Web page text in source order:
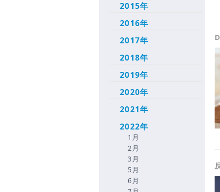
2015年
2016年
2017年
2018年
2019年
2020年
2021年
2022年
1月
2月
3月
5月
6月